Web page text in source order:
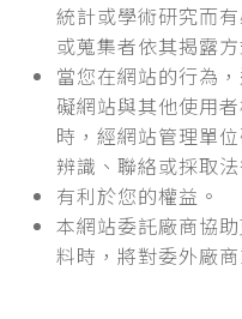
統計或學術研究而
或蒐集者依其揭露
當您在網站的行為
礙網站與其他使用
時，經網站管理單
辨識、聯絡或採取
有利於您的權益。
本網站委託廠商協
料時，將對委外廠